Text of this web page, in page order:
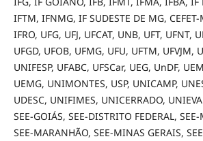
IFTM, IFNMG, IF SUDESTE DE MG, CEFET-
IFRO, UFG, UFJ, UFCAT, UNB, UFT, UFNT,
UFGD, UFOB, UFMG, UFU, UFTM, UFVJM,
UNIFESP, UFABC, UFSCar, UEG, UnDF,
UEMG, UNIMONTES, USP, UNICAMP,
UDESC, UNIFIMES, UNICERRADO,
SEE-GOIÁS, SEE-DISTRITO FEDERAL,
SEE-MARANHÃO, SEE-MINAS GERAIS,